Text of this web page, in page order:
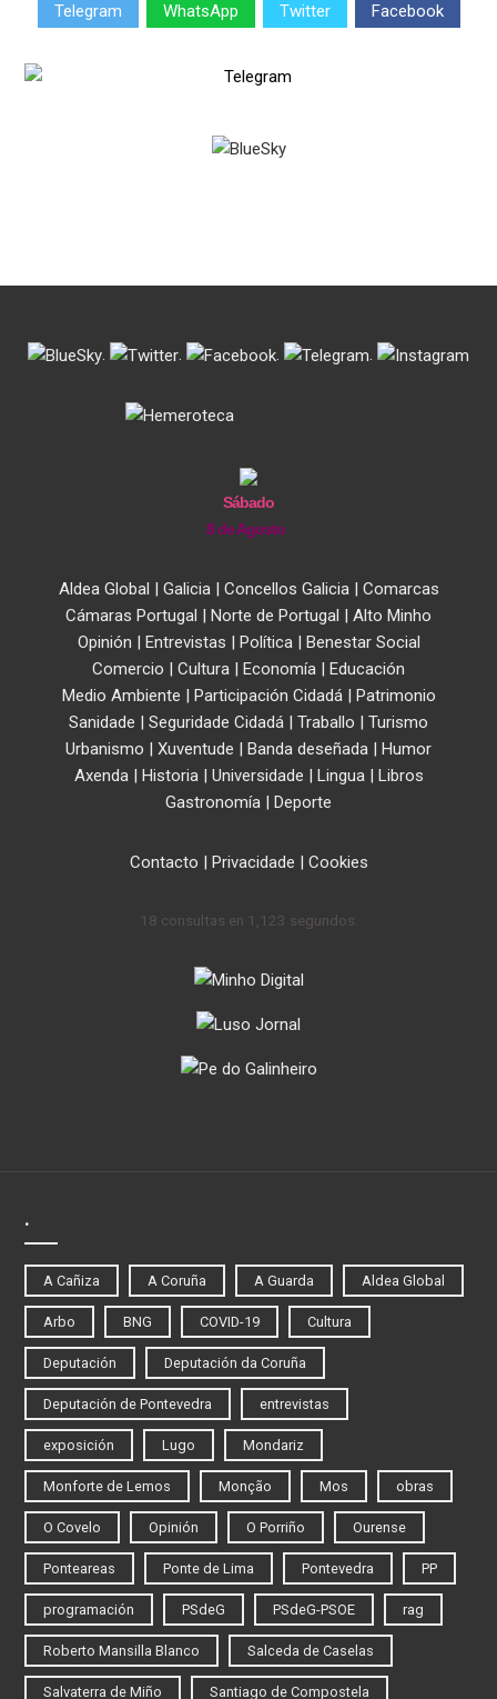
Telegram WhatsApp Twitter Facebook
. . . .
Sábado
8 de Agosto
Aldea Global | Galicia| Concellos Galicia| Comarcas
Cámaras Portugal | Norte de Portugal | Alto Minho
Opinión | Entrevistas | Política| Benestar Social
Comercio | Cultura | Economía | Educación
Medio Ambiente | Participación Cidadá| Patrimonio
Sanidade | Seguridade Cidadá | Traballo | Turismo
Urbanismo | Xuventude | Banda deseñada | Humor
Axenda| Historia| Universidade | Lingua| Libros
Gastronomía | Deporte
Contacto | Privacidade | Cookies
18 consultas en 1,123 segundos.
.
A Cañiza A Coruña A Guarda Aldea Global
Arbo BNG COVID-19 Cultura
Deputación Deputación da Coruña
Deputación de Pontevedra entrevistas
exposición Lugo Mondariz
Monforte de Lemos Monção Mos obras
O Covelo Opinión O Porriño Ourense
Ponteareas Ponte de Lima Pontevedra PP
programación PSdeG PSdeG-PSOE rag
Roberto Mansilla Blanco Salceda de Caselas
Salvaterra de Miño Santiago de Compostela